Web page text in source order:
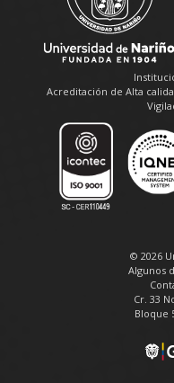
Acreditación de Alta
© 2026
Algunos
Cr. 33
Bloque